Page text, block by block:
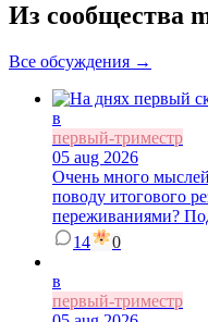
Из сообщества
Все обсуждения →
в
первый-триместр
05 aug 2026
Очень много
поводу итогового
переживаниями?
14
0
в
первый-триместр